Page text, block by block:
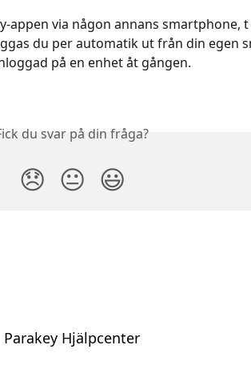
appen via någon annans smartphone, t
du per automatik ut från din egen
på en enhet åt gången.
du svar på din fråga?
😞 😐 😃
Parakey Hjälpcenter